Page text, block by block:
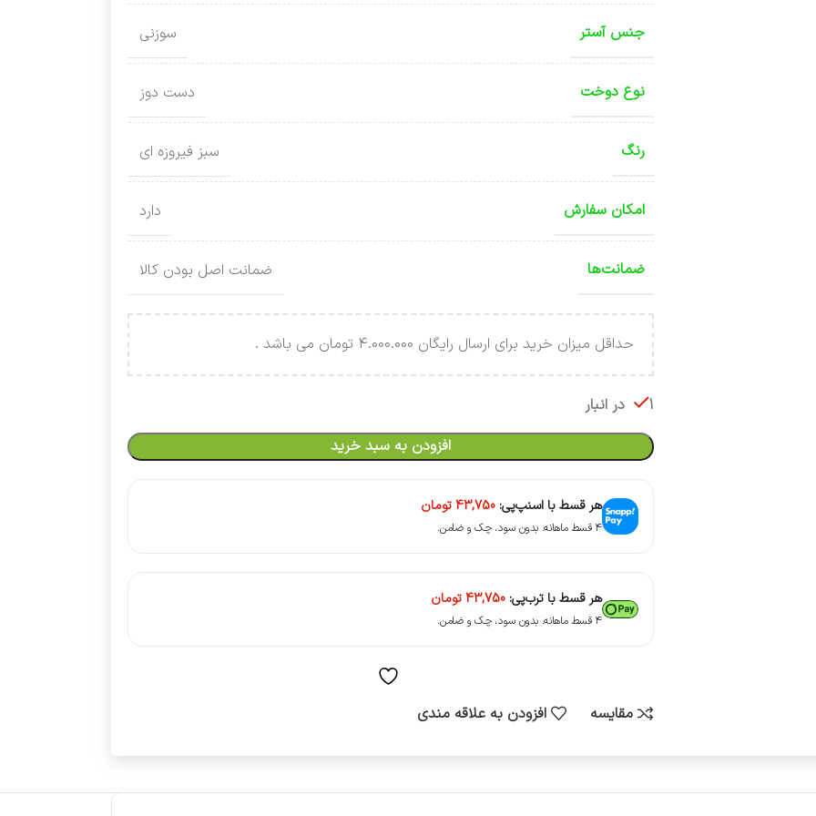
جنس آستر سوزنی
نوع دوخت دست دوز
رنگ سبز فیروزه ای
امکان سفارش دارد
ضمانت‌ها ضمانت اصل بودن کالا
حداقل میزان خرید برای ارسال رایگان 4.000.000 تومان می باشد .
1 در انبار
افزودن به سبد خرید
هر قسط با اسنپ‌پی: 43,750تومان
۴ قسط ماهانه. بدون سود، چک و ضامن.
هر قسط با ترب‌پی: 43,750تومان
۴ قسط ماهانه. بدون سود، چک و ضامن.
مقایسه افزودن به علاقه مندی